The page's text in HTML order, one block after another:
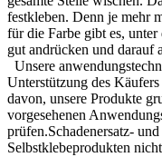
festkleben. Denn je mehr
für die Farbe gibt es,
gut andrücken und darauf
Unsere
Unterstützung des
davon, unsere Produkte
vorgesehenen
prüfen.Schadenersatz-
Selbstklebeprodukten